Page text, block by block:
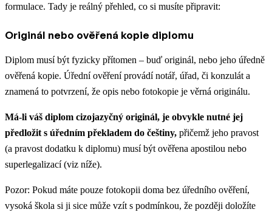
formulace. Tady je reálný přehled, co si musíte připravit:
Originál nebo ověřená kopie diplomu
Diplom musí být fyzicky přítomen – buď originál, nebo jeho úředně
ověřená kopie. Úřední ověření provádí notář, úřad, či konzulát a
znamená to potvrzení, že opis nebo fotokopie je věrná originálu.
Má-li váš diplom cizojazyčný originál, je obvykle nutné jej
předložit s úředním překladem do češtiny, přičemž jeho pravost
(a pravost dodatku k diplomu) musí být ověřena apostilou nebo
superlegalizací (viz níže).
Pozor: Pokud máte pouze fotokopii doma bez úředního ověření,
vysoká škola si ji sice může vzít s podmínkou, že později doložíte